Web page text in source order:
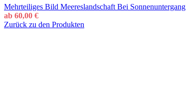
Mehrteiliges Bild Meereslandschaft Bei Sonnenuntergang
ab 60,00 €
Zurück zu den Produkten